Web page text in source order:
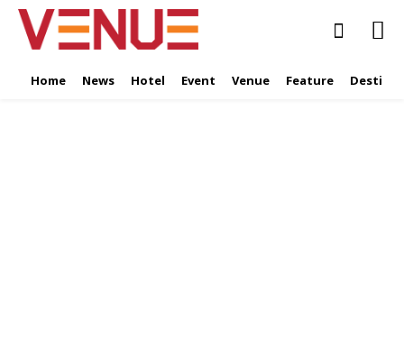
Home News Hotel Event Venue Feature